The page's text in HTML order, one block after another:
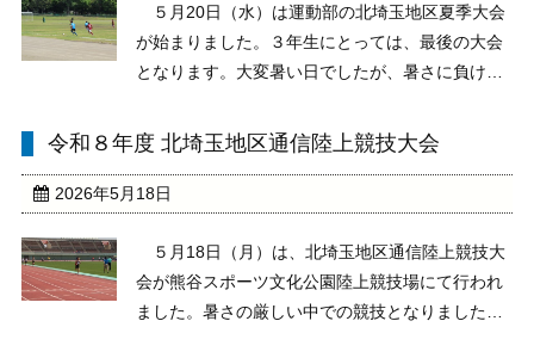
５月20日（水）は運動部の北埼玉地区夏季大会
が始まりました。３年生にとっては、最後の大会
となります。大変暑い日でしたが、暑さに負けず
お疲れさまでした。本日の結果、男子ソフトテニ
た。また、女子 ...
令和８年度 北埼玉地区通信陸上競技大会
2026年5月18日
５月18日（月）は、北埼玉地区通信陸上競技大
会が熊谷スポーツ文化公園陸上競技場にて行われ
ました。暑さの厳しい中での競技となりました